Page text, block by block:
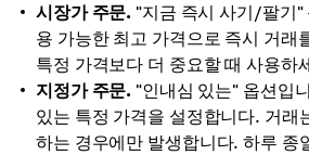
시장가 주문. "지금 즉시 사기/팔기"
용 가능한 최고 가격으로 즉시 거래
특정 가격보다 더 중요할 때 사용하
지정가 주문. "인내심 있는" 옵션입
있는 특정 가격을 설정합니다. 거래
하는 경우에만 발생합니다. 하루 종